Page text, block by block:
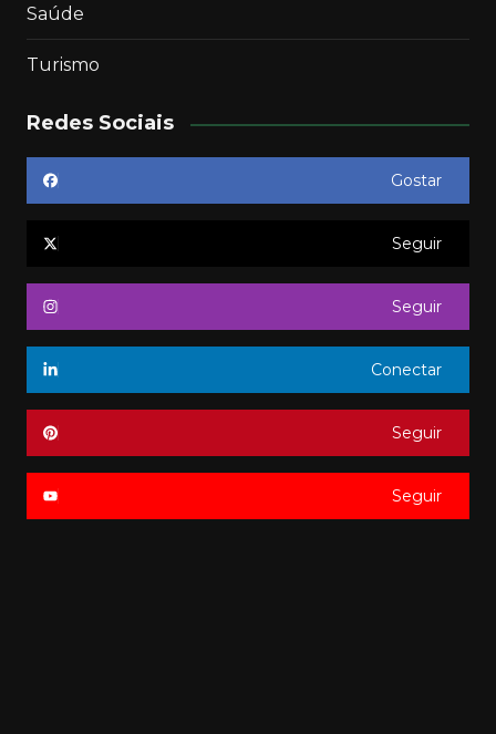
Saúde
Turismo
Redes Sociais
Gostar
Seguir
Seguir
Conectar
Seguir
Seguir